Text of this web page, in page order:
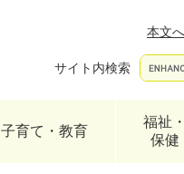
本文へ
サイト内検索
子育て・教育
福祉
保健